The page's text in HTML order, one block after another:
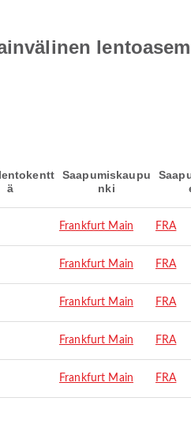
ä
Saapumiskaupu
nki
Frankfurt Main FRA
Frankfurt Main FRA
Frankfurt Main FRA
Frankfurt Main FRA
Frankfurt Main FRA